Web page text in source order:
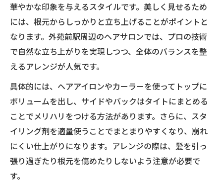
カチモリヘアでエラ張りをカバーするコツ
小顔見せヘアアレンジのポイント解説
苦手な髪型を避けるカチモリアレンジ術
ヘアアレンジで顔立ちを美しく演出する方
川口春奈風カチモリヘアへ近づくアレンジ法
川口春奈風ヘアアレンジのコツと実践法
カチモリヘアを川口春奈風に仕上げる技術
憧れの髪型に近づけるヘアアレンジの秘訣
川口春奈風前髪の作り方ポイント解説
華やかな印象を与えるスタイルです。美しく見せるため
には、根元からしっかりと立ち上げることがポイントと
なります。外苑前駅周辺のヘアサロンでは、プロの技術
で自然な立ち上がりを実現しつつ、全体のバランスを整
えるアレンジが人気です。
具体的には、ヘアアイロンやカーラーを使ってトップに
ボリュームを出し、サイドやバックはタイトにまとめる
ことでメリハリをつける方法があります。さらに、スタ
イリング剤を適量使うことでまとまりやすくなり、崩れ
にくい仕上がりになります。アレンジの際は、髪を引っ
張り過ぎたり根元を傷めたりしないよう注意が必要で
す。